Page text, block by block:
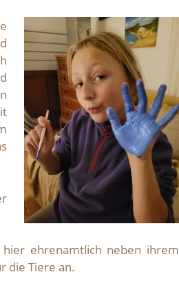
ehrenamtlich neben ihrem
die Tiere an.